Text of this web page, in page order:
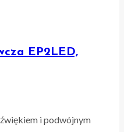
EP2LED,
i podwójnym